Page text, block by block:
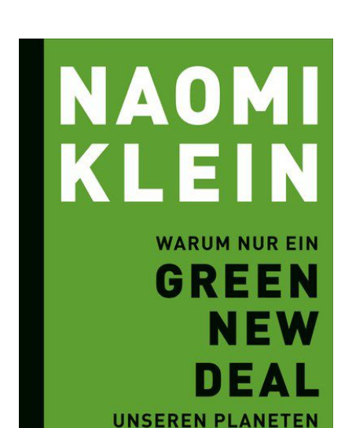
Warum nur ein Green New Deal
unseren Planeten retten kann
Naomi Klein
04.11.2019
352 Seiten
ISBN: 978-3-455-
00693-3
Autor:innenbeschreibung